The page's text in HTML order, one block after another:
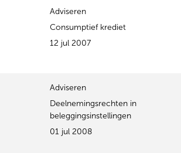
Adviseren
Consumptief krediet
12 jul 2007
Adviseren
Deelnemingsrechten in
beleggingsinstellingen
01 jul 2008